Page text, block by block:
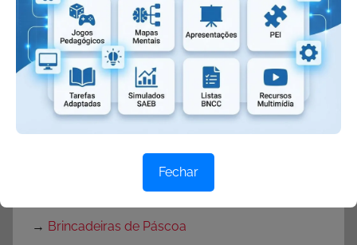
→Textos sobre a Páscoa
→ Cartão de Páscoa
→Mensagens de Páscoa
→ Frases de Páscoa
Músicas de Páscoa
Músicas do Coelho da Páscoa
→ Brincadeiras de Páscoa
Fechar